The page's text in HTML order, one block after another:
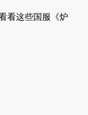
这些国服《炉